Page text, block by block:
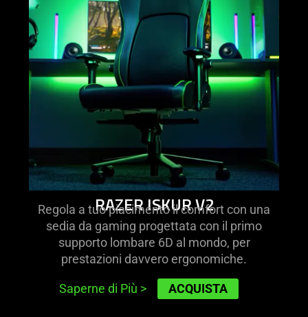
iskur
RAZER ISKUR V2
Regola a tuo piacimento il comfort con una
sedia da gaming progettata con il primo
supporto lombare 6D al mondo, per
prestazioni davvero ergonomiche.
Saperne di Più > ACQUISTA